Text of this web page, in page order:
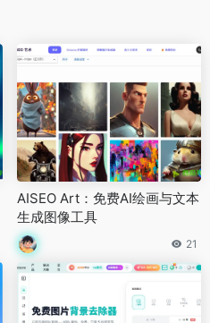
AISEO Art：免费AI绘画与文本
生成图像工具
21